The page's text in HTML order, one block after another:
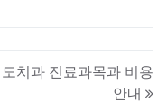
치과 진료과목과 비용
안내